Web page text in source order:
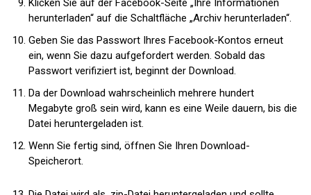
Klicken Sie auf der Facebook-Seite „Ihre Informationen
herunterladen“ auf die Schaltfläche „Archiv herunterladen“.
Geben Sie das Passwort Ihres Facebook-Kontos erneut
ein, wenn Sie dazu aufgefordert werden. Sobald das
Passwort verifiziert ist, beginnt der Download.
Da der Download wahrscheinlich mehrere hundert
Megabyte groß sein wird, kann es eine Weile dauern, bis die
Datei heruntergeladen ist.
Wenn Sie fertig sind, öffnen Sie Ihren Download-
Speicherort.